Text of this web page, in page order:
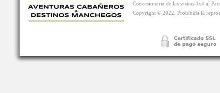
Concesionaria de las visitas 4x4 al
Copyright © 2022. Prohibida la